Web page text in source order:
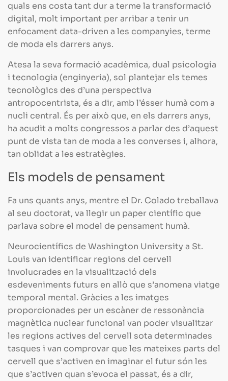
quals ens costa tant dur a terme la transformació
digital, molt important per arribar a tenir un
enfocament data-driven a les companyies, terme
de moda els darrers anys.
Atesa la seva formació acadèmica, dual psicologia
i tecnologia (enginyeria), sol plantejar els temes
tecnològics des d’una perspectiva
antropocentrista, és a dir, amb l’ésser humà com a
nucli central. És per això que, en els darrers anys,
ha acudit a molts congressos a parlar des d’aquest
punt de vista tan de moda a les converses i, alhora,
tan oblidat a les estratègies.
Els models de pensament
Fa uns quants anys, mentre el Dr. Colado treballava
al seu doctorat, va llegir un paper científic que
parlava sobre el model de pensament humà.
Neurocientífics de Washington University a St.
Louis van identificar regions del cervell
involucrades en la visualització dels
esdeveniments futurs en allò que s’anomena viatge
temporal mental. Gràcies a les imatges
proporcionades per un escàner de ressonància
magnètica nuclear funcional van poder visualitzar
les regions actives del cervell sota determinades
tasques i van comprovar que les mateixes parts del
cervell que s’activen en imaginar el futur són les
que s’activen quan s’evoca el passat, és a dir,